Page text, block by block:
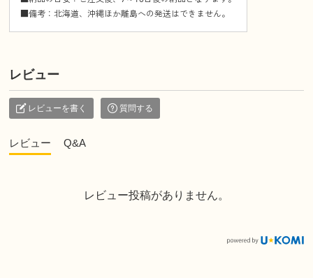
■備考：北海道、沖縄ほか離島への発送はできません。
レビュー
レビューを書く 質問する
レビュー Q&A
レビュー投稿がありません。